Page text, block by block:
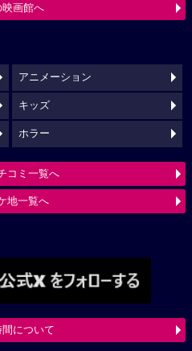
画館へ
アニメーション
キッズ
ホラー
コミ一覧へ
地一覧へ
について